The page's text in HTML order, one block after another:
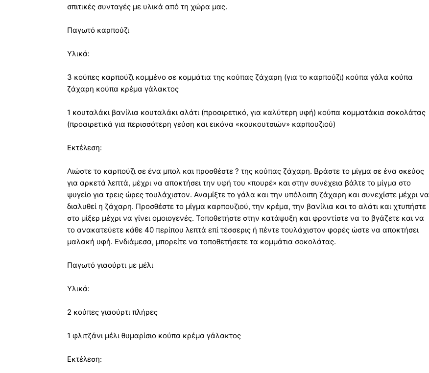
σπιτικές συνταγές με υλικά από τη χώρα μας.
Παγωτό καρπούζι
Υλικά:
3 κούπες καρπούζι κομμένο σε κομμάτια της κούπας ζάχαρη (για το καρπούζι) κούπα γάλα κούπα
ζάχαρη κούπα κρέμα γάλακτος
1 κουταλάκι βανίλια κουταλάκι αλάτι (προαιρετικό, για καλύτερη υφή) κούπα κομματάκια σοκολάτας
(προαιρετικά για περισσότερη γεύση και εικόνα «κουκουτσιών» καρπουζιού)
Εκτέλεση:
Λιώστε το καρπούζι σε ένα μπολ και προσθέστε ? της κούπας ζάχαρη. Βράστε το μίγμα σε ένα σκεύος
για αρκετά λεπτά, μέχρι να αποκτήσει την υφή του «πουρέ» και στην συνέχεια βάλτε το μίγμα στο
ψυγείο για τρεις ώρες τουλάχιστον. Αναμίξτε το γάλα και την υπόλοιπη ζάχαρη και συνεχίστε μέχρι να
διαλυθεί η ζάχαρη. Προσθέστε το μίγμα καρπουζιού, την κρέμα, την βανίλια και το αλάτι και χτυπήστε
στο μίξερ μέχρι να γίνει ομοιογενές. Τοποθετήστε στην κατάψυξη και φροντίστε να το βγάζετε και να
το ανακατεύετε κάθε 40 περίπου λεπτά επί τέσσερις ή πέντε τουλάχιστον φορές ώστε να αποκτήσει
μαλακή υφή. Ενδιάμεσα, μπορείτε να τοποθετήσετε τα κομμάτια σοκολάτας.
Παγωτό γιαούρτι με μέλι
Υλικά:
2 κούπες γιαούρτι πλήρες
1 φλιτζάνι μέλι θυμαρίσιο κούπα κρέμα γάλακτος
Εκτέλεση: